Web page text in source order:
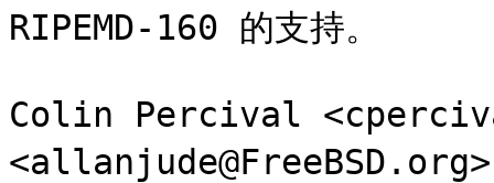
RIPEMD-160 的支持。
Colin Percival